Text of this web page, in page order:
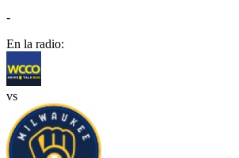
-
En la radio:
vs